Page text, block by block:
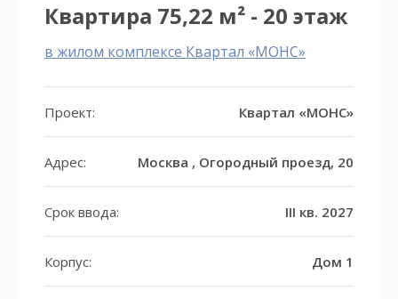
Квартира 75,22 м² - 20 этаж
в жилом комплексе Квартал «МОНС»
Проект: Квартал «МОНС»
Адрес: Москва , Огородный проезд, 20
Срок ввода: III кв. 2027
Корпус: Дом 1